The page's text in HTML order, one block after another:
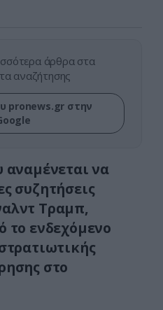
άρθρα στα
αναζήτησης
pronews.gr στην
να
συζητήσεις
Τραμπ,
το ενδεχόμενο
στο